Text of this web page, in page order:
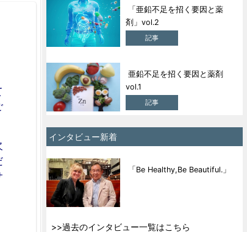
「亜鉛不足を招く要因と薬
剤」vol.2
記事
亜鉛不足を招く要因と薬剤
vol.1
記事
インタビュー新着
「Be Healthy,Be Beautiful.」
>>過去のインタビュー一覧はこちら